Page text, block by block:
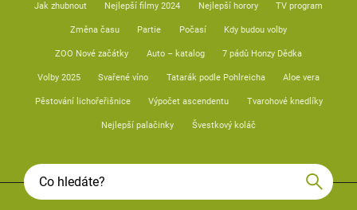
Jak zhubnout Nejlepší filmy 2024 Nejlepší horory TV program
Změna času Partie Počasí Kdy budou volby
ZOO Nové začátky Auto – katalog 7 pádů Honzy Dědka
Volby 2025 Svařené víno Tatarák podle Pohlreicha Aloe vera
Pěstování lichořeřišnice Výpočet ascendentu Tvarohové knedlíky
Nejlepší palačinky Švestkový koláč